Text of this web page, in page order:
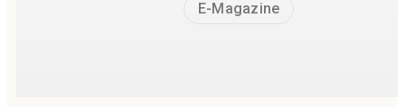
E-Magazine